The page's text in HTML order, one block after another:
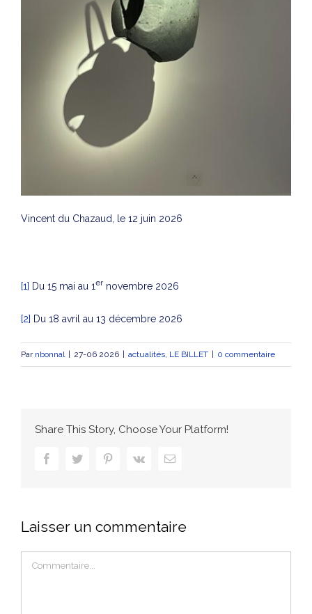
Vincent du Chazaud, le 12 juin 2026
[1] Du 15 mai au 1er novembre 2026
[2] Du 18 avril au 13 décembre 2026
Par nbonnal | 27-06 2026 | actualités LE BILLET | 0 commentaire
Share This Story, Choose Your Platform!
facebooktwitter pinterestvk Email
Laisser un commentaire
Commentaire